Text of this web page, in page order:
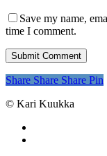
Save my name,
time I comment.
Share Share Share Pin
© Kari Kuukka